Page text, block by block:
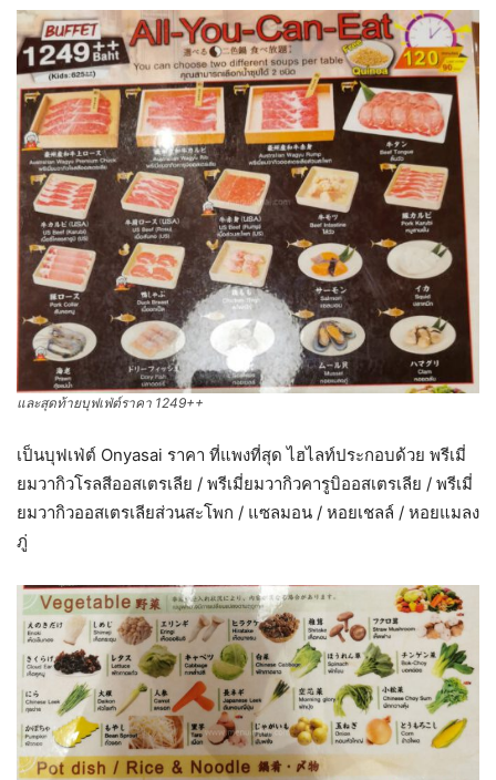
และสุดท้ายบุฟเฟ่ต์ราคา 1249++
เป็นบุฟเฟ่ต์ Onyasai ราคา ที่แพงที่สุด ไฮไลท์ประกอบด้วย พรีเมี่
ยมวากิวโรลสีออสเตรเลีย / พรีเมี่ยมวากิวคารูบิออสเตรเลีย / พรีเมี่
ยมวากิวออสเตรเลียส่วนสะโพก / แซลมอน / หอยเชลล์ / หอยแมลง
ภู่